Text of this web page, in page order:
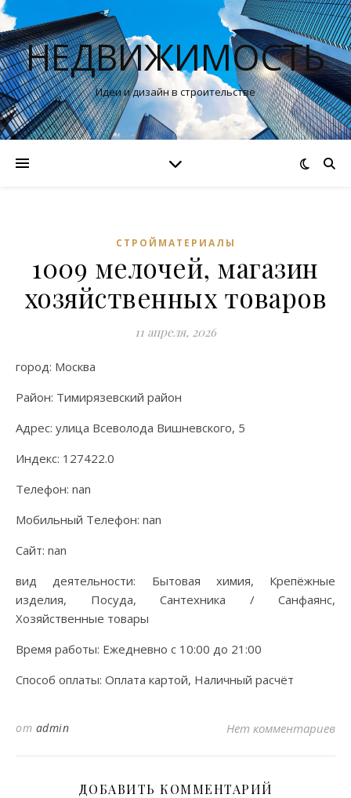
НЕДВИЖИМОСТЬ
Идеи и дизайн в строительстве
СТРОЙМАТЕРИАЛЫ
1009 мелочей, магазин
хозяйственных товаров
11 апреля, 2026
город: Москва
Район: Тимирязевский район
Адрес: улица Всеволода Вишневского, 5
Индекс: 127422.0
Телефон: nan
Мобильный Телефон: nan
Сайт: nan
вид деятельности: Бытовая химия, Крепёжные
изделия, Посуда, Сантехника / Санфаянс,
Хозяйственные товары
Время работы: Ежедневно с 10:00 до 21:00
Способ оплаты: Оплата картой, Наличный расчёт
от admin Нет комментариев
ДОБАВИТЬ КОММЕНТАРИЙ